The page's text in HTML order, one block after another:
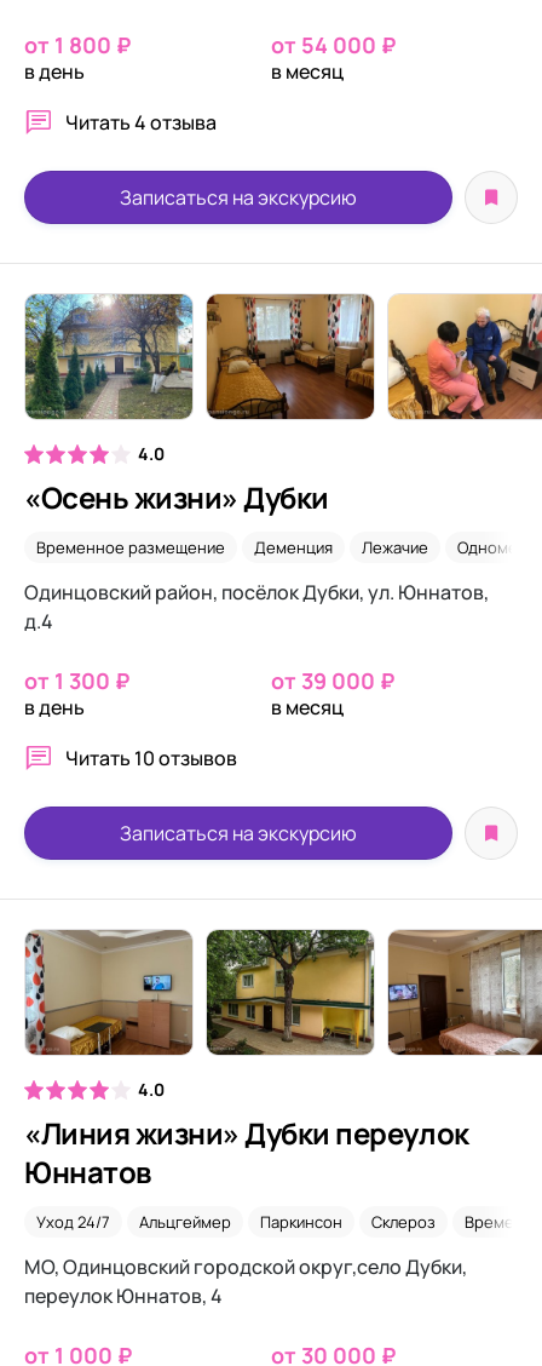
от 1 800 ₽
в день
от 54 000 ₽
в месяц
Читать4 отзыва
Записаться на экскурсию
4.0
«Осень жизни» Дубки
Временное размещение Деменция Лежачие
Одинцовский район, посёлок Дубки, ул. Юннатов,
д.4
от 1 300 ₽
в день
от 39 000 ₽
в месяц
Читать 10 отзывов
Записаться на экскурсию
4.0
«Линия жизни» Дубки переулок
Юннатов
Уход 24/7 Альцгеймер Паркинсон Склероз
МО, Одинцовский городской округ,село Дубки,
переулок Юннатов, 4
от 1 000 ₽ от 30 000 ₽